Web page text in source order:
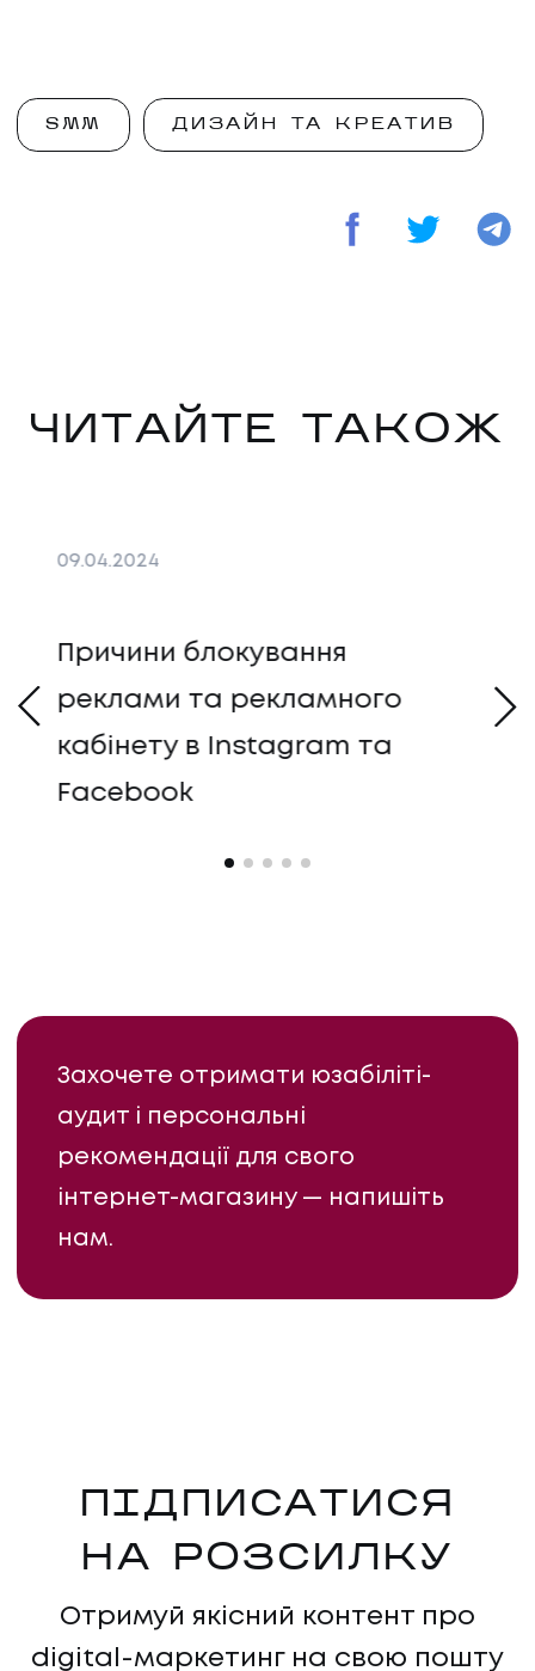
SMM ДИЗАЙН ТА КРЕАТИВ
ЧИТАЙТЕ ТАКОЖ
09.04.2024
Причини блокування
реклами та рекламного
кабінету в Instagram та
Facebook
Захочете отримати юзабіліті-
аудит і персональні
рекомендації для свого
інтернет-магазину — напишіть
нам.
ПІДПИСАТИСЯ
НА РОЗСИЛКУ
Отримуй якісний контент про
digital-маркетинг на свою пошту
НАПИСАТИ НАМ